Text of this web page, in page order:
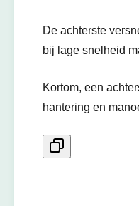
De achterste
bij lage snelheid
Kortom, een
hantering en